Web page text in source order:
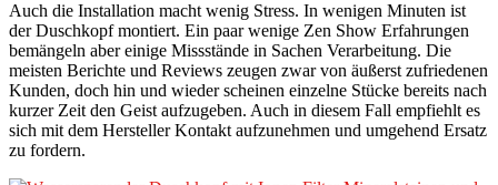
Auch die Installation macht wenig Stress. In wenigen Minuten ist
der Duschkopf montiert. Ein paar wenige Zen Show Erfahrungen
bemängeln aber einige Missstände in Sachen Verarbeitung. Die
meisten Berichte und Reviews zeugen zwar von äußerst zufriedenen
Kunden, doch hin und wieder scheinen einzelne Stücke bereits nach
kurzer Zeit den Geist aufzugeben. Auch in diesem Fall empfiehlt es
sich mit dem Hersteller Kontakt aufzunehmen und umgehend Ersatz
zu fordern.